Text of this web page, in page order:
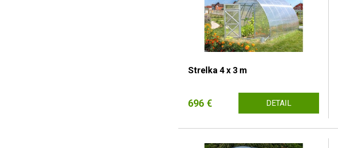
Strelka 4 x 3 m
696 € DETAIL